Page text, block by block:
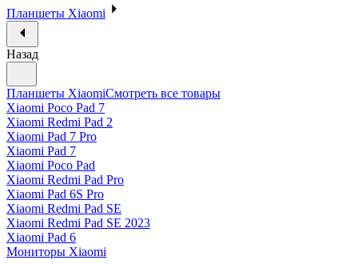
Планшеты Xiaomi
Назад
Планшеты XiaomiСмотреть все товары
Xiaomi Poco Pad 7
Xiaomi Redmi Pad 2
Xiaomi Pad 7 Pro
Xiaomi Pad 7
Xiaomi Poco Pad
Xiaomi Redmi Pad Pro
Xiaomi Pad 6S Pro
Xiaomi Redmi Pad SE
Xiaomi Redmi Pad SE 2023
Xiaomi Pad 6
Мониторы Xiaomi